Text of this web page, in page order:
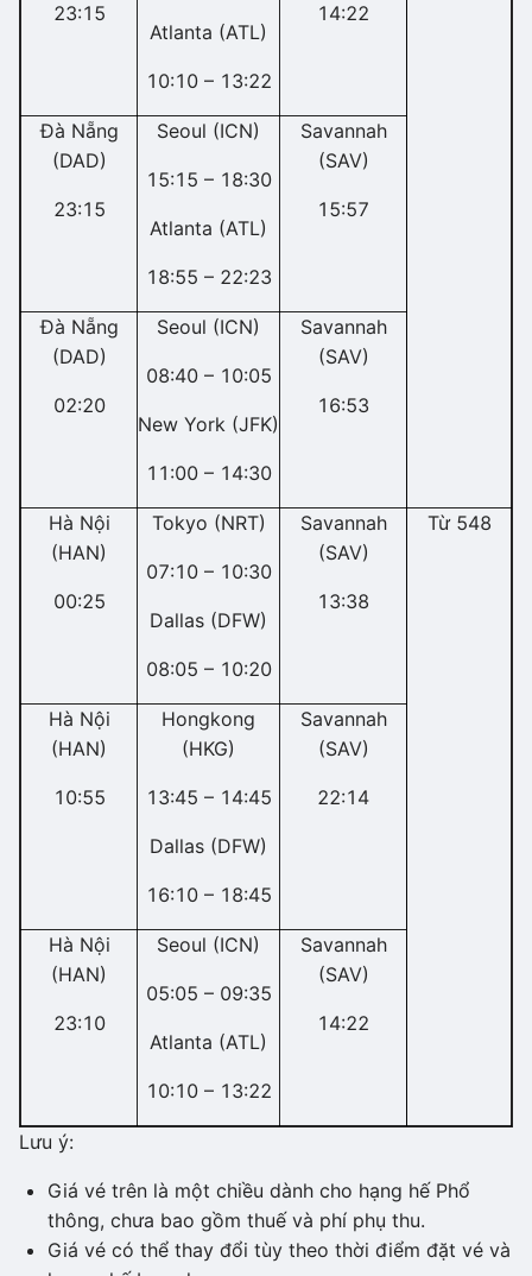
23:15
Atlanta (ATL)
10:10 – 13:22
14:22
Đà Nẵng
(DAD)
23:15
Seoul (ICN)
15:15 – 18:30
Atlanta (ATL)
18:55 – 22:23
Savannah
(SAV)
15:57
Đà Nẵng
(DAD)
02:20
Seoul (ICN)
08:40 – 10:05
New York (JFK)
11:00 – 14:30
Savannah
(SAV)
16:53
Hà Nội
(HAN)
00:25
Tokyo (NRT)
07:10 – 10:30
Dallas (DFW)
08:05 – 10:20
Savannah
(SAV)
13:38
Từ 548
Hà Nội
(HAN)
10:55
Hongkong
(HKG)
13:45 – 14:45
Dallas (DFW)
16:10 – 18:45
Savannah
(SAV)
22:14
Hà Nội
(HAN)
23:10
Seoul (ICN)
05:05 – 09:35
Atlanta (ATL)
10:10 – 13:22
Savannah
(SAV)
14:22
Lưu ý:
Giá vé trên là một chiều dành cho hạng hế Phổ
thông, chưa bao gồm thuế và phí phụ thu.
Giá vé có thể thay đổi tùy theo thời điểm đặt vé và